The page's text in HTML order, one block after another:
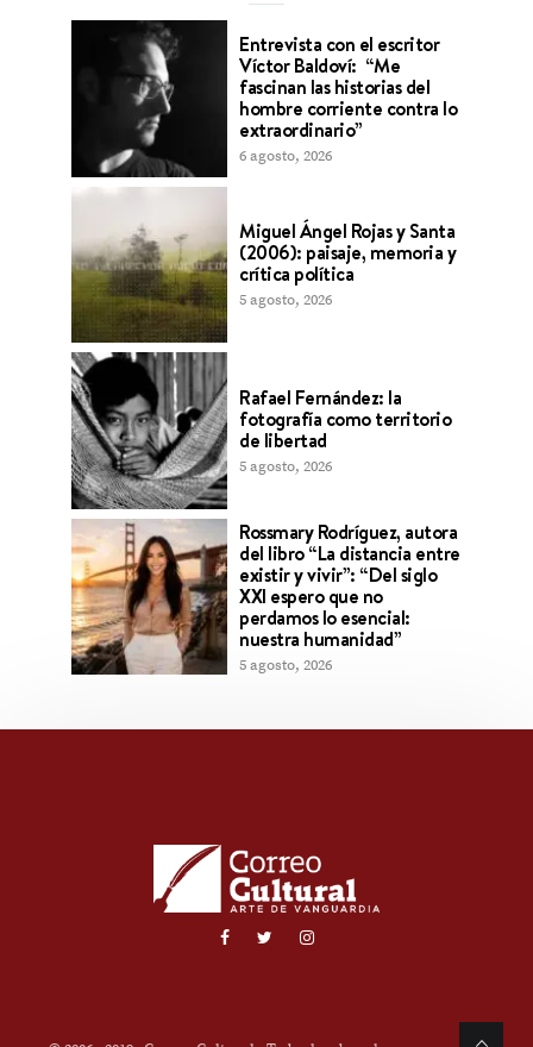
Entrevista con el escritor
Víctor Baldoví: “Me
fascinan las historias del
hombre corriente contra lo
extraordinario”
6 agosto, 2026
Miguel Ángel Rojas y Santa
(2006): paisaje, memoria y
crítica política
5 agosto, 2026
Rafael Fernández: la
fotografía como territorio
de libertad
5 agosto, 2026
Rossmary Rodríguez, autora
del libro “La distancia entre
existir y vivir”: “Del siglo
XXI espero que no
perdamos lo esencial:
nuestra humanidad”
5 agosto, 2026